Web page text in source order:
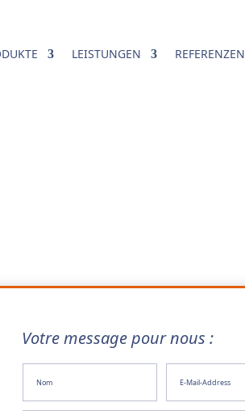
LEISTUNGEN REFERENZEN
Votre message pour nous :